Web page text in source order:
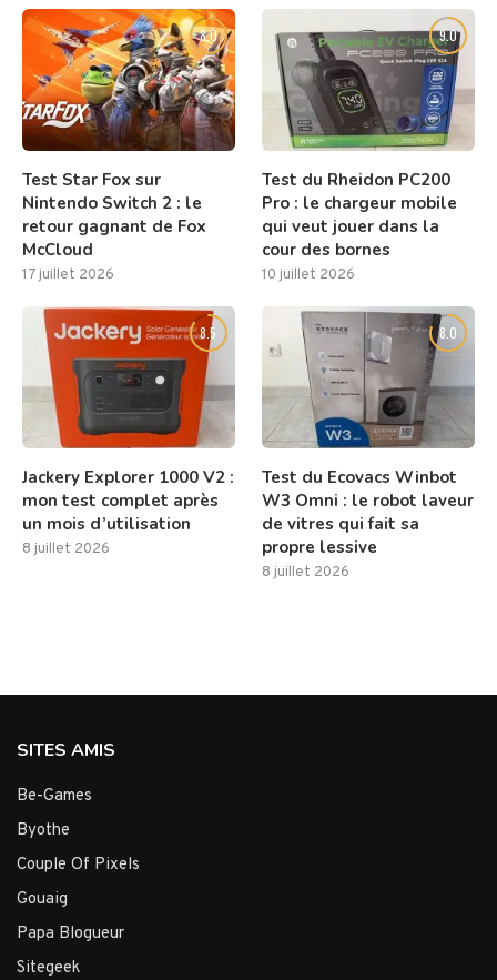
8.0
Test Star Fox sur
Nintendo Switch 2 : le
retour gagnant de Fox
McCloud
17 juillet 2026
9.0
Test du Rheidon PC200
Pro : le chargeur mobile
qui veut jouer dans la
cour des bornes
10 juillet 2026
8.5
Jackery Explorer 1000 V2 :
mon test complet après
un mois d’utilisation
8 juillet 2026
8.0
Test du Ecovacs Winbot
W3 Omni : le robot laveur
de vitres qui fait sa
propre lessive
8 juillet 2026
SITES AMIS
Be-Games
Byothe
Couple Of Pixels
Gouaig
Papa Blogueur
Sitegeek